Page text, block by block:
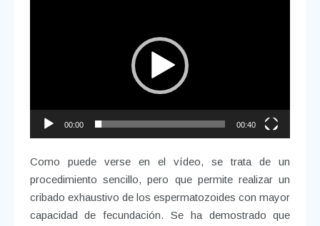
00:00 00:40
Como puede verse en el vídeo, se trata de un
procedimiento sencillo, pero que permite realizar un
cribado exhaustivo de los espermatozoides con mayor
capacidad de fecundación. Se ha demostrado que